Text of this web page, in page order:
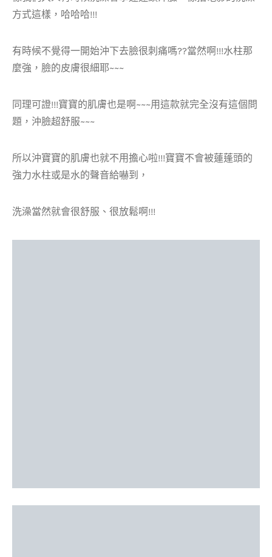
方式這樣，哈哈哈!!!
有時候不覺得一開始沖下去臉很刺痛嗎??當然啊!!!水柱那
麼強，臉的皮膚很細耶~~~
同理可證!!!寶寶的肌膚也是啊~~~用這款就完全沒有這個問
題，沖臉超舒服~~~
所以沖寶寶的肌膚也就不用擔心啦!!!寶寶不會被蓮蓬頭的
強力水柱或是水的聲音給嚇到，
洗澡當然就會很舒服、很放鬆啊!!!